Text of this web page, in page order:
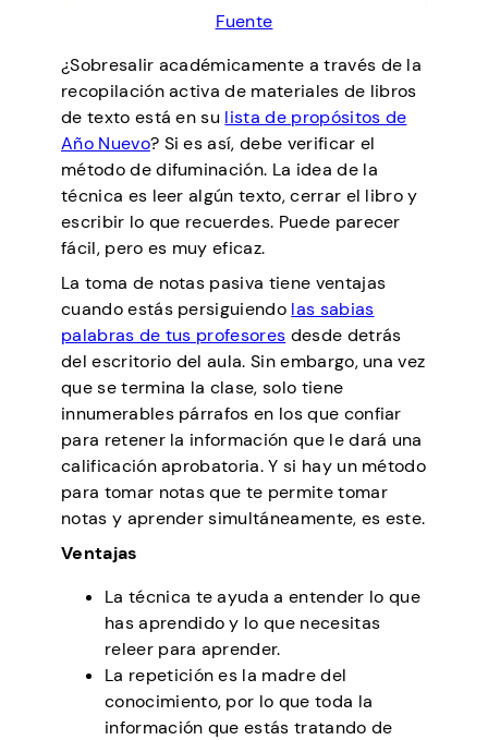
Fuente
¿Sobresalir académicamente a través de la
recopilación activa de materiales de libros
de texto está en su lista de propósitos de
Año Nuevo? Si es así, debe verificar el
método de difuminación. La idea de la
técnica es leer algún texto, cerrar el libro y
escribir lo que recuerdes. Puede parecer
fácil, pero es muy eficaz.
La toma de notas pasiva tiene ventajas
cuando estás persiguiendo las sabias
palabras de tus profesores desde detrás
del escritorio del aula. Sin embargo, una vez
que se termina la clase, solo tiene
innumerables párrafos en los que confiar
para retener la información que le dará una
calificación aprobatoria. Y si hay un método
para tomar notas que te permite tomar
notas y aprender simultáneamente, es este.
Ventajas
La técnica te ayuda a entender lo que
has aprendido y lo que necesitas
releer para aprender.
La repetición es la madre del
conocimiento, por lo que toda la
información que estás tratando de